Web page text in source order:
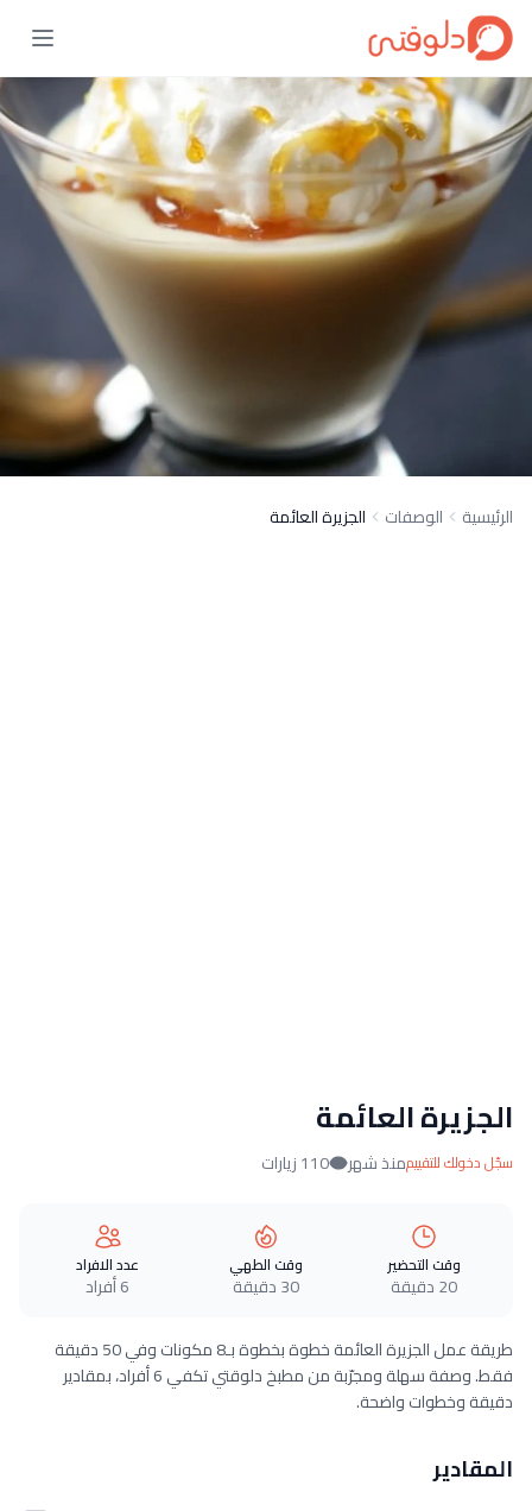
الرئيسية الوصفات الجزيرة العائمة
الجزيرة العائمة
سجّل دخولك للتقييممنذ شهر 110 زيارات
وقت التحضير
20 دقيقة
وقت الطهي
30 دقيقة
عدد الافراد
6 أفراد
طريقة عمل الجزيرة العائمة خطوة بخطوة بـ8 مكونات وفي 50 دقيقة
فقط. وصفة سهلة ومجرّبة من مطبخ دلوقتي تكفي 6 أفراد، بمقادير
دقيقة وخطوات واضحة.
المقادير